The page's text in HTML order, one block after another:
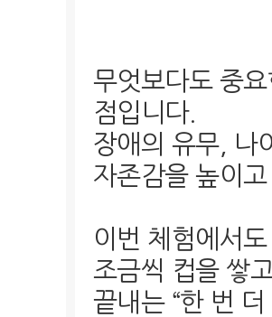
무엇보다도 중
점입니다.
장애의 유무, 나
자존감을 높이
이번 체험에서
조금씩 컵을 쌓
끝내는 “한 번